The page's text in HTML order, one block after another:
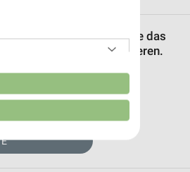
Link können Sie das
markieren.